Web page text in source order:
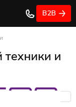
B2B
и